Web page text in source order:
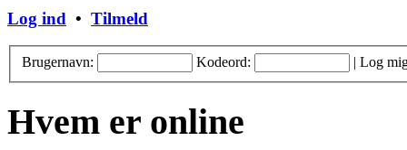
Log ind • Tilmeld
Brugernavn: Kodeord: | Log
Hvem er online